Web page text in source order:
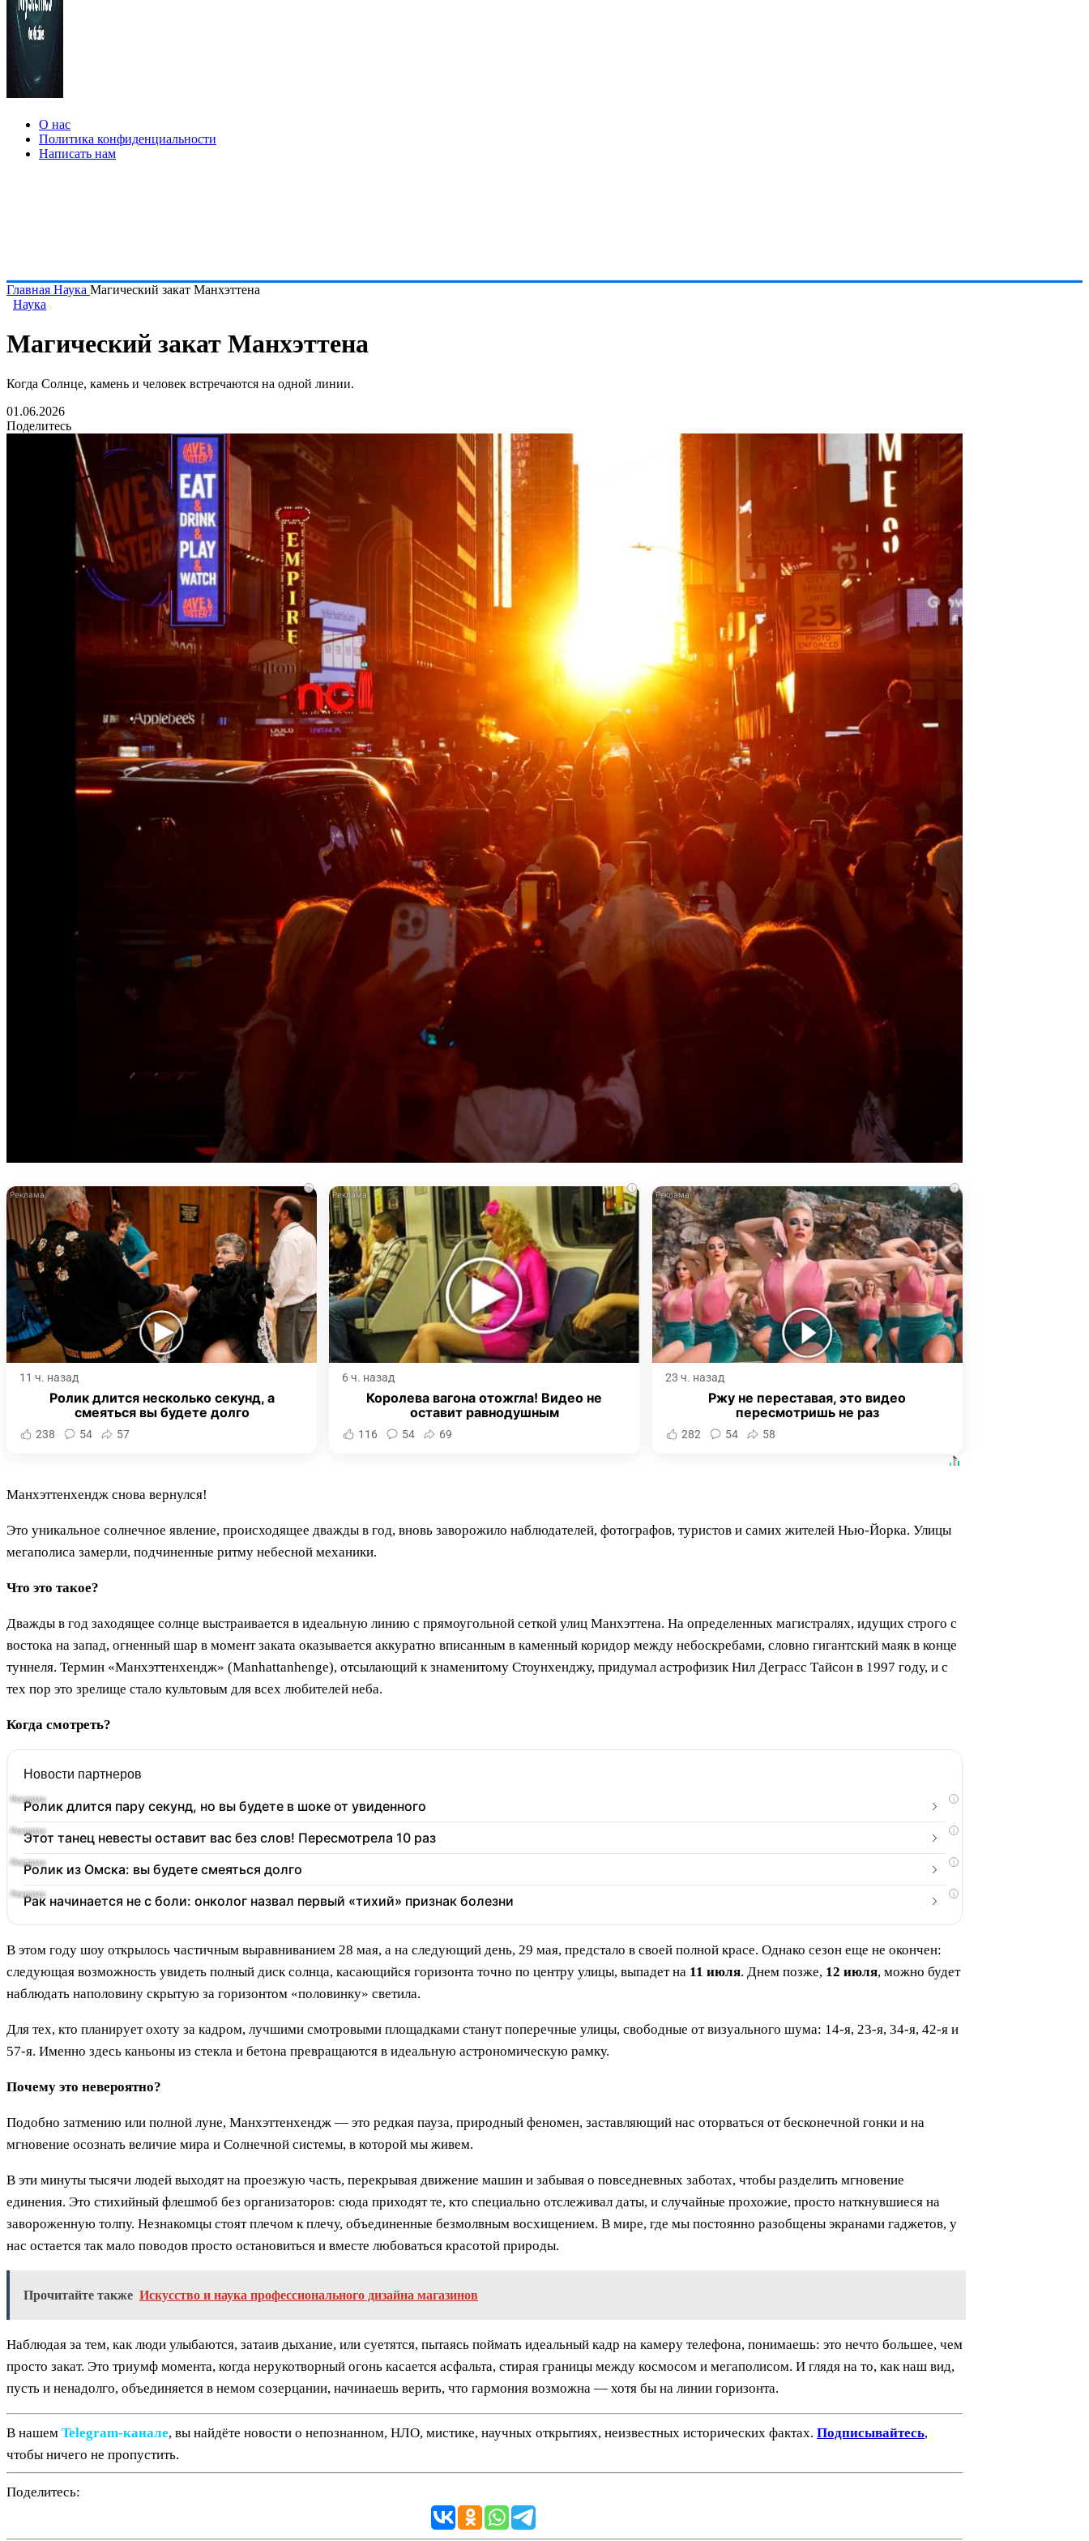
О нас
Политика конфиденциальности
Написать нам
Главная Наука Магический закат Манхэттена
Наука
Магический закат Манхэттена
Когда Солнце, камень и человек встречаются на одной линии.
01.06.2026
Поделитесь
i
11 ч. назад
Ролик длится несколько секунд, а
смеяться вы будете долго
238 54 57
i
6 ч. назад
Королева вагона отожгла! Видео не
оставит равнодушным
116 54 69
i
23 ч. назад
Ржу не переставая, это видео
пересмотришь не раз
282 54 58
Манхэттенхендж снова вернулся!
Это уникальное солнечное явление, происходящее дважды в год, вновь заворожило наблюдателей, фотографов, туристов и самих жителей Нью-Йорка. Улицы
мегаполиса замерли, подчиненные ритму небесной механики.
Что это такое?
Дважды в год заходящее солнце выстраивается в идеальную линию с прямоугольной сеткой улиц Манхэттена. На определенных магистралях, идущих строго с
востока на запад, огненный шар в момент заката оказывается аккуратно вписанным в каменный коридор между небоскребами, словно гигантский маяк в конце
туннеля. Термин «Манхэттенхендж» (Manhattanhenge), отсылающий к знаменитому Стоунхенджу, придумал астрофизик Нил Деграсс Тайсон в 1997 году, и с
тех пор это зрелище стало культовым для всех любителей неба.
Когда смотреть?
Новости партнеров
i
Ролик длится пару секунд, но вы будете в шоке от увиденного
i
Этот танец невесты оставит вас без слов! Пересмотрела 10 раз
i
Ролик из Омска: вы будете смеяться долго
i
Рак начинается не с боли: онколог назвал первый «тихий» признак болезни
В этом году шоу открылось частичным выравниванием 28 мая, а на следующий день, 29 мая, предстало в своей полной красе. Однако сезон еще не окончен:
следующая возможность увидеть полный диск солнца, касающийся горизонта точно по центру улицы, выпадет на 11 июля. Днем позже, 12 июля, можно будет
наблюдать наполовину скрытую за горизонтом «половинку» светила.
Для тех, кто планирует охоту за кадром, лучшими смотровыми площадками станут поперечные улицы, свободные от визуального шума: 14-я, 23-я, 34-я, 42-я и
57-я. Именно здесь каньоны из стекла и бетона превращаются в идеальную астрономическую рамку.
Почему это невероятно?
Подобно затмению или полной луне, Манхэттенхендж — это редкая пауза, природный феномен, заставляющий нас оторваться от бесконечной гонки и на
мгновение осознать величие мира и Солнечной системы, в которой мы живем.
В эти минуты тысячи людей выходят на проезжую часть, перекрывая движение машин и забывая о повседневных заботах, чтобы разделить мгновение
единения. Это стихийный флешмоб без организаторов: сюда приходят те, кто специально отслеживал даты, и случайные прохожие, просто наткнувшиеся на
завороженную толпу. Незнакомцы стоят плечом к плечу, объединенные безмолвным восхищением. В мире, где мы постоянно разобщены экранами гаджетов, у
нас остается так мало поводов просто остановиться и вместе любоваться красотой природы.
Прочитайте также Искусство и наука профессионального дизайна магазинов
Наблюдая за тем, как люди улыбаются, затаив дыхание, или суетятся, пытаясь поймать идеальный кадр на камеру телефона, понимаешь: это нечто большее, чем
просто закат. Это триумф момента, когда нерукотворный огонь касается асфальта, стирая границы между космосом и мегаполисом. И глядя на то, как наш вид,
пусть и ненадолго, объединяется в немом созерцании, начинаешь верить, что гармония возможна — хотя бы на линии горизонта.
В нашем Telegram‑канале, вы найдёте новости о непознанном, НЛО, мистике, научных открытиях, неизвестных исторических фактах. Подписывайтесь,
чтобы ничего не пропустить.
Поделитесь: